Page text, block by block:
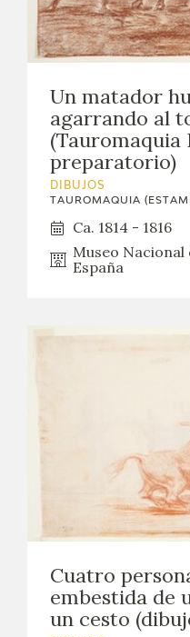
Un matador
agarrando al
(Tauromaquia
preparatorio)
DIBUJOS
TAUROMAQUIA
Ca. 1814 - 1816
Museo
España
Cuatro
embestida de
un cesto